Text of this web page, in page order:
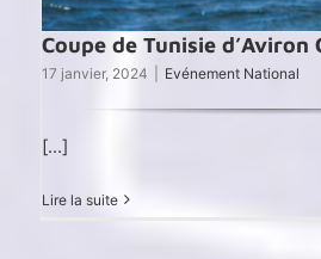
Coupe de Tunisie d’Aviron
17 janvier, 2024 Evénement National
[...]
Lire la suite